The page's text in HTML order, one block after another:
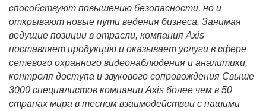
способствуют повышению безопасности, но и
открывают новые пути ведения бизнеса. Занимая
ведущие позиции в отрасли, компания Axis
поставляет продукцию и оказывает услуги в сфере
сетевого охранного видеонаблюдения и аналитики,
контроля доступа и звукового сопровождения Свыше
3000 специалистов компании Axis более чем в 50
странах мира в тесном взаимодействии с нашими